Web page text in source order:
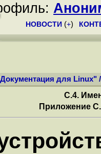
НОВОСТИ (+)
для Linux"
C.4.
Приложение